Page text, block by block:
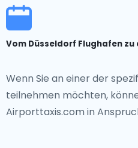
Vom Düsseldorf Flughafen
Wenn Sie an einer der
teilnehmen möchten,
Airporttaxis.com in